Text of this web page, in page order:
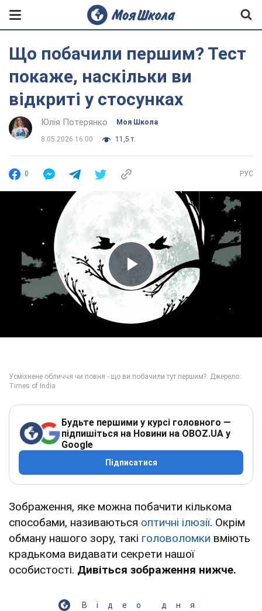
Що побачили першим? Тест
покаже, наскільки ви
відкриті у стосунках
Юлія Потерянко Моя Школа
8.05.2026 16:00 11,5 т.
0 РУС
Play Video
Будьте першими у курсі головного —
підпишіться на Новини на OBOZ.UA у
Google
Підписатися
Зображення, яке можна побачити кількома
способами, називаються оптичні ілюзії. Окрім
обману нашого зору, такі головоломки вміють
крадькома видавати секрети нашої
особистості. Дивіться зображення нижче.
Відео дня